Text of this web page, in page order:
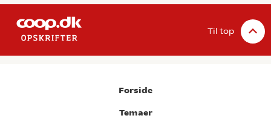
Til top
Forside
Temaer